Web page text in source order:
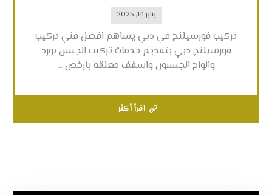
يناير 14, 2025
تركيب فورسيلنج في دبي يساهم افضل فني تركيب
فورسيلنج دبي بتقديم خدمات تركيب الجبس بورد
والواح الجبسون واسقف معلقة بارخص ...
اقرأ أكثر